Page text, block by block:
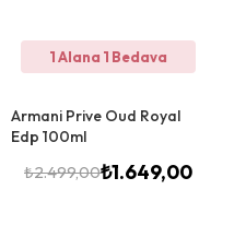
1 Alana 1 Bedava
Armani Prive Oud Royal
Edp 100ml
₺2.499,00₺1.649,00